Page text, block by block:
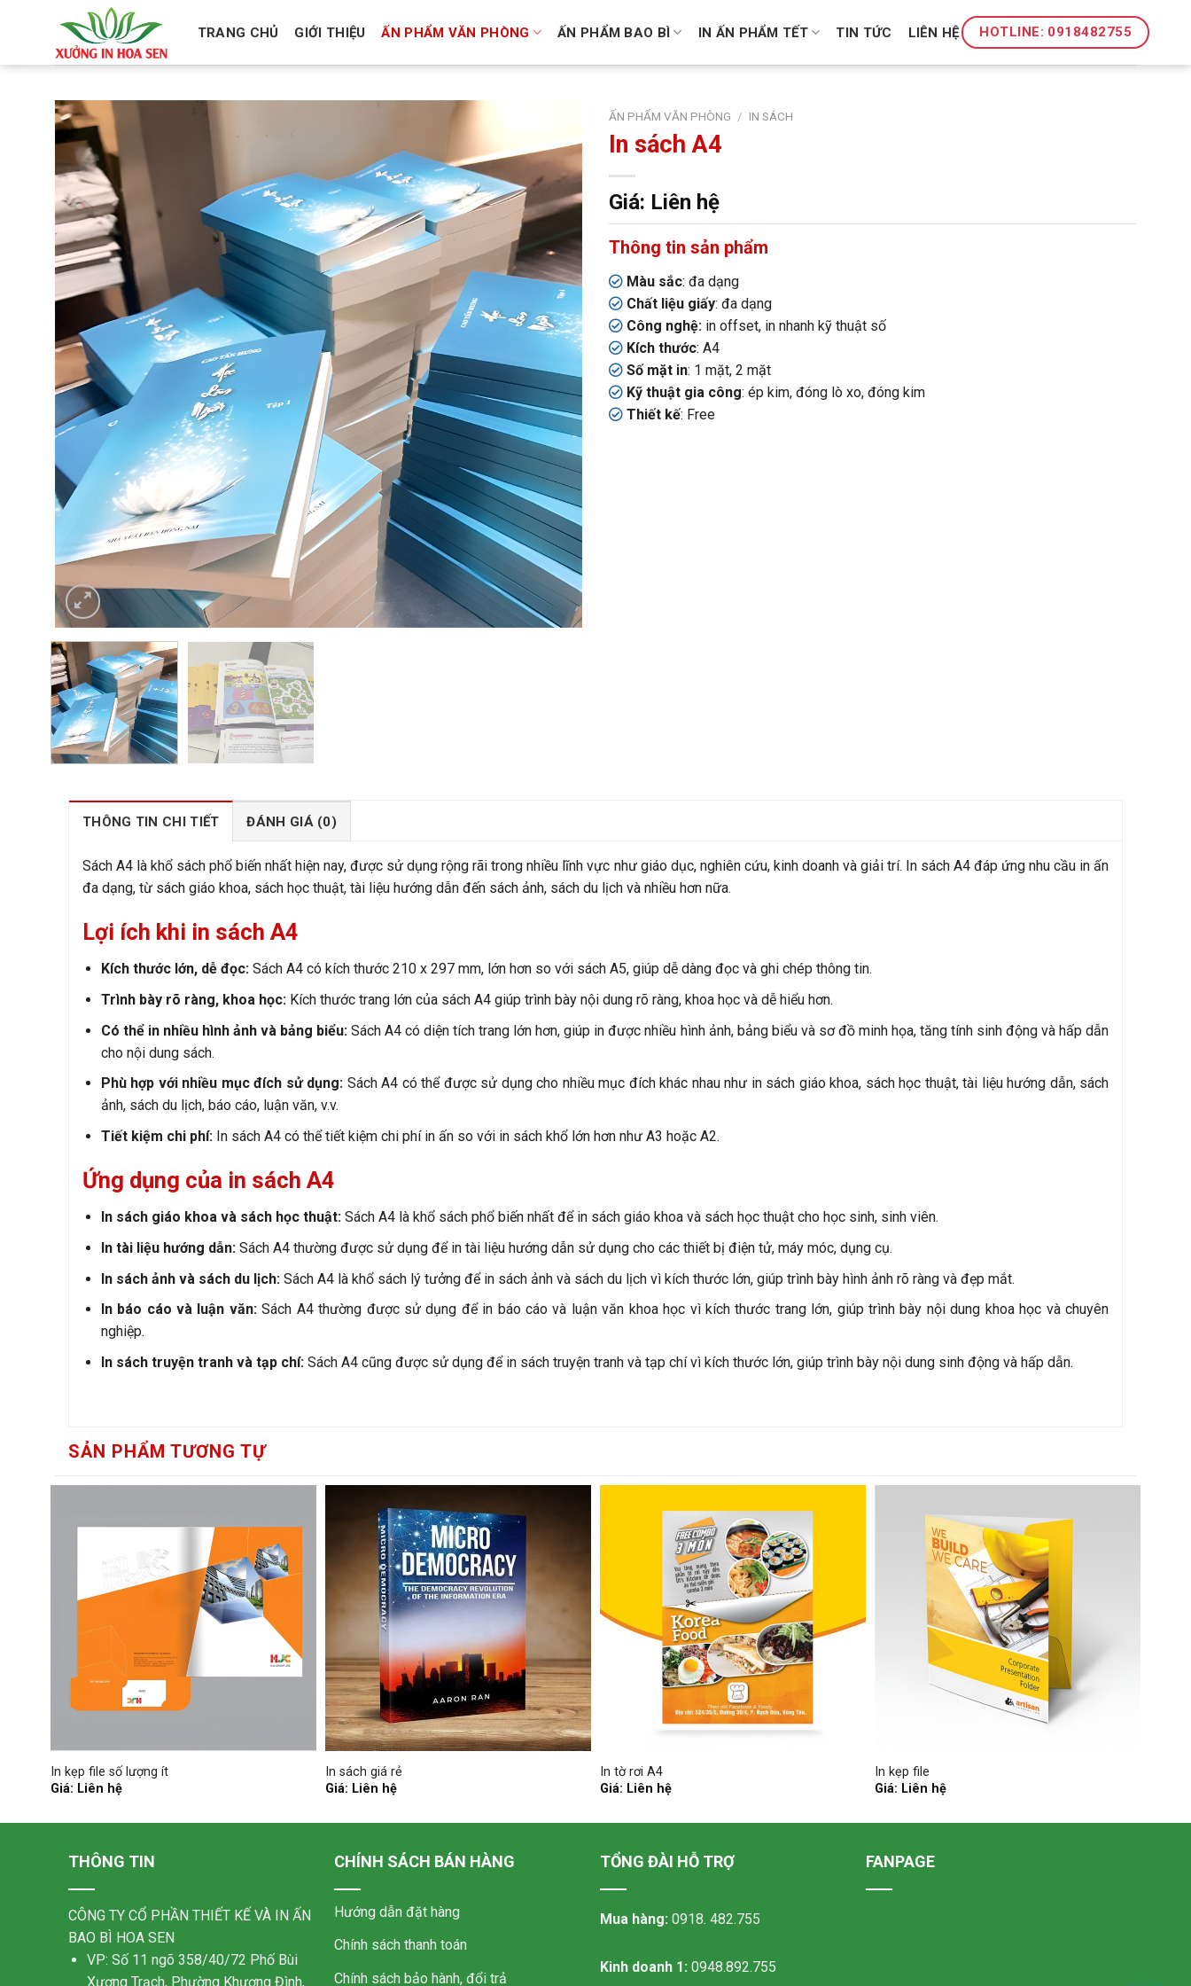
TRANG CHỦ GIỚI THIỆU ẤN PHẨM VĂN PHÒNG ẤN PHẨM BAO BÌ IN ẤN PHẨM TẾT TIN TỨC LIÊN HỆ HOTLINE: 0918482755
ẤN PHẨM VĂN PHÒNG / IN SÁCH
In sách A4
Giá: Liên hệ
Thông tin sản phẩm
Màu sắc: đa dạng
Chất liệu giấy: đa dạng
Công nghệ: in offset, in nhanh kỹ thuật số
Kích thước: A4
Số mặt in: 1 mặt, 2 mặt
Kỹ thuật gia công: ép kim, đóng lò xo, đóng kim
Thiết kế: Free
THÔNG TIN CHI TIẾT ĐÁNH GIÁ (0)
Sách A4 là khổ sách phổ biến nhất hiện nay, được sử dụng rộng rãi trong nhiều lĩnh vực như giáo dục, nghiên cứu, kinh doanh và giải trí. In sách A4 đáp ứng nhu cầu in ấn
đa dạng, từ sách giáo khoa, sách học thuật, tài liệu hướng dẫn đến sách ảnh, sách du lịch và nhiều hơn nữa.
Lợi ích khi in sách A4
Kích thước lớn, dễ đọc:Sách A4 có kích thước 210 x 297 mm, lớn hơn so với sách A5, giúp dễ dàng đọc và ghi chép thông tin.
Trình bày rõ ràng, khoa học:Kích thước trang lớn của sách A4 giúp trình bày nội dung rõ ràng, khoa học và dễ hiểu hơn.
Có thể in nhiều hình ảnh và bảng biểu: Sách A4 có diện tích trang lớn hơn, giúp in được nhiều hình ảnh, bảng biểu và sơ đồ minh họa, tăng tính sinh động và hấp dẫn
cho nội dung sách.
Phù hợp với nhiều mục đích sử dụng: Sách A4 có thể được sử dụng cho nhiều mục đích khác nhau như in sách giáo khoa, sách học thuật, tài liệu hướng dẫn, sách
ảnh, sách du lịch, báo cáo, luận văn, v.v.
Tiết kiệm chi phí:In sách A4 có thể tiết kiệm chi phí in ấn so với in sách khổ lớn hơn như A3 hoặc A2.
Ứng dụng của in sách A4
In sách giáo khoa và sách học thuật:Sách A4 là khổ sách phổ biến nhất để in sách giáo khoa và sách học thuật cho học sinh, sinh viên.
In tài liệu hướng dẫn:Sách A4 thường được sử dụng để in tài liệu hướng dẫn sử dụng cho các thiết bị điện tử, máy móc, dụng cụ.
In sách ảnh và sách du lịch:Sách A4 là khổ sách lý tưởng để in sách ảnh và sách du lịch vì kích thước lớn, giúp trình bày hình ảnh rõ ràng và đẹp mắt.
In báo cáo và luận văn:Sách A4 thường được sử dụng để in báo cáo và luận văn khoa học vì kích thước trang lớn, giúp trình bày nội dung khoa học và chuyên
nghiệp.
In sách truyện tranh và tạp chí:Sách A4 cũng được sử dụng để in sách truyện tranh và tạp chí vì kích thước lớn, giúp trình bày nội dung sinh động và hấp dẫn.
SẢN PHẨM TƯƠNG TỰ
In kẹp file số lượng ít
Giá: Liên hệ
In sách giá rẻ
Giá: Liên hệ
In tờ rơi A4
Giá: Liên hệ
In kẹp file
Giá: Liên hệ
THÔNG TIN
CÔNG TY CỔ PHẦN THIẾT KẾ VÀ IN ẤN
BAO BÌ HOA SEN
VP: Số 11 ngõ 358/40/72 Phố Bùi
Xương Trạch, Phường Khương Đình,
CHÍNH SÁCH BÁN HÀNG
Hướng dẫn đặt hàng
Chính sách thanh toán
Chính sách bảo hành, đổi trả
TỔNG ĐÀI HỖ TRỢ
Mua hàng: 0918. 482.755
Kinh doanh 1: 0948.892.755
FANPAGE